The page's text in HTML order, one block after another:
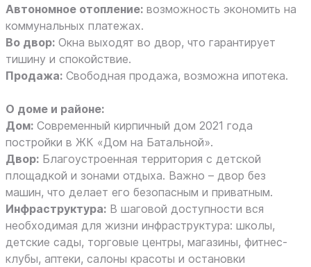
Автономное отопление: возможность экономить на
коммунальных платежах.
Во двор: Окна выходят во двор, что гарантирует
тишину и спокойствие.
Продажа: Свободная продажа, возможна ипотека.
О доме и районе:
Дом: Современный кирпичный дом 2021 года
постройки в ЖК «Дом на Батальной».
Двор: Благоустроенная территория с детской
площадкой и зонами отдыха. Важно – двор без
машин, что делает его безопасным и приватным.
Инфраструктура: В шаговой доступности вся
необходимая для жизни инфраструктура: школы,
детские сады, торговые центры, магазины, фитнес-
клубы, аптеки, салоны красоты и остановки